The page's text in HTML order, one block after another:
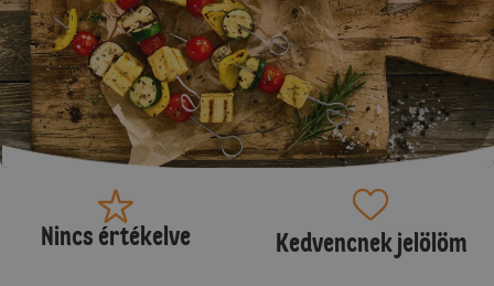
Nincs értékelve Kedvencnek jelölöm